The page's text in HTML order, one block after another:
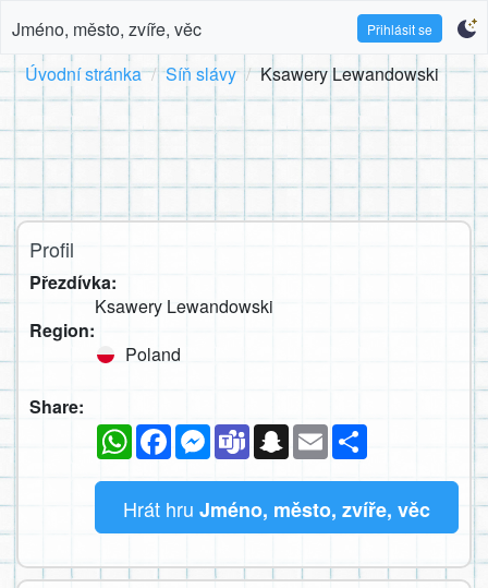
Jméno, město, zvíře, věc Přihlásit se
Úvodní stránka Síň slávy Ksawery Lewandowski
Profil
Přezdívka:
Ksawery Lewandowski
Region:
Poland
Share:
WhatsAppFacebookMessenger
TeamsSnapchat
Email
Hrát hru Jméno, město, zvíře, věc